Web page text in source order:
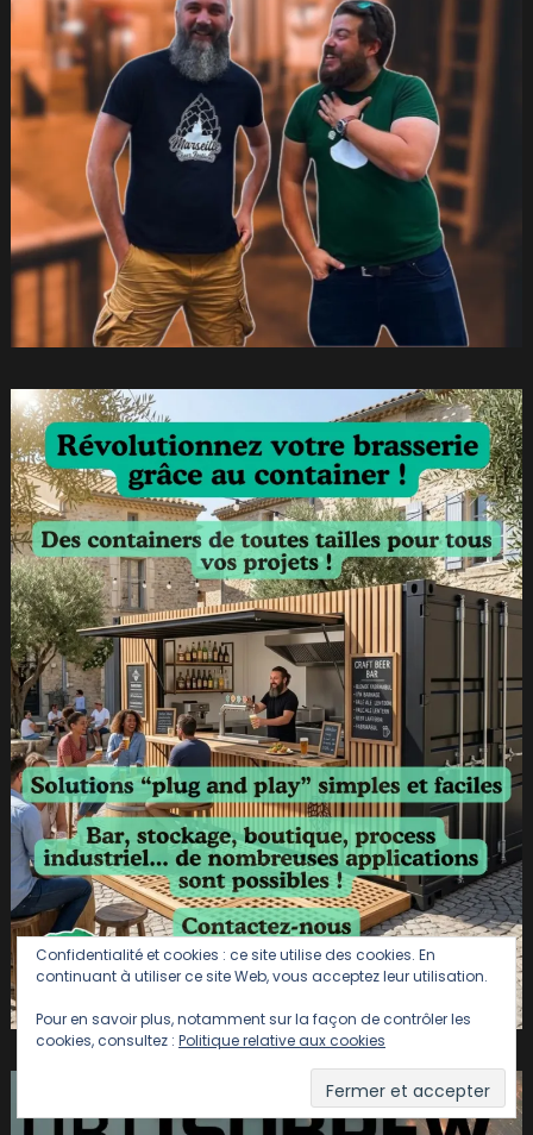
Confidentialité et cookies : ce site utilise des cookies. En
continuant à utiliser ce site Web, vous acceptez leur utilisation.
Pour en savoir plus, notamment sur la façon de contrôler les
cookies, consultez : Politique relative aux cookies